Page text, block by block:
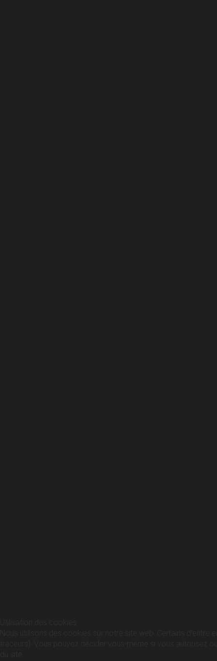
Nous utilisons des cookies sur notre site web. Certains
traceurs). Vous pouvez décider vous-même si vous autorisez